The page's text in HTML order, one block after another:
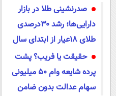
واسطه و
مستقیم
صدرنشینی طلا در بازار
دارایی‌ها؛ رشد ۳۰درصدی
طلای ۱۸عیار از ابتدای سال
حقیقت یا فریب؟ پشت
پرده شایعه وام ۵۰ میلیونی
سهام عدالت بدون ضامن